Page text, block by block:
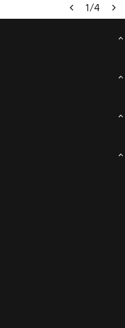
1/4